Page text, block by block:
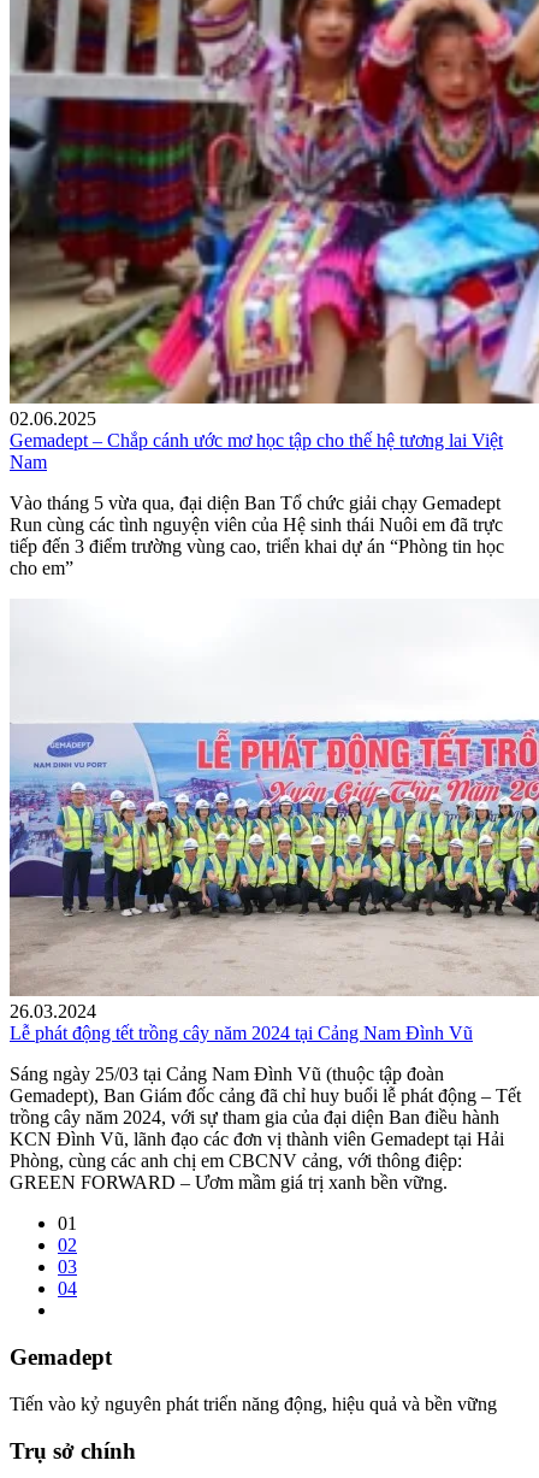
02.06.2025
Gemadept – Chắp cánh ước mơ học tập cho thế hệ tương lai Việt
Nam
Vào tháng 5 vừa qua, đại diện Ban Tổ chức giải chạy Gemadept
Run cùng các tình nguyện viên của Hệ sinh thái Nuôi em đã trực
tiếp đến 3 điểm trường vùng cao, triển khai dự án “Phòng tin học
cho em”
26.03.2024
Lễ phát động tết trồng cây năm 2024 tại Cảng Nam Đình Vũ
Sáng ngày 25/03 tại Cảng Nam Đình Vũ (thuộc tập đoàn
Gemadept), Ban Giám đốc cảng đã chỉ huy buổi lễ phát động – Tết
trồng cây năm 2024, với sự tham gia của đại diện Ban điều hành
KCN Đình Vũ, lãnh đạo các đơn vị thành viên Gemadept tại Hải
Phòng, cùng các anh chị em CBCNV cảng, với thông điệp:
GREEN FORWARD – Ươm mầm giá trị xanh bền vững.
01
02
03
04
Gemadept
Tiến vào kỷ nguyên phát triển năng động, hiệu quả và bền vững
Trụ sở chính